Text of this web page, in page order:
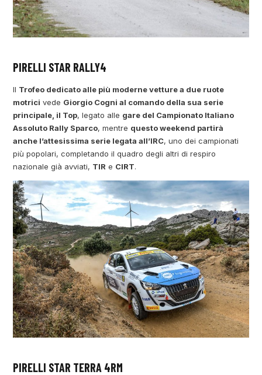
PIRELLI STAR RALLY4
Il Trofeo dedicato alle più moderne vetture a due ruote
motrici vede Giorgio Cogni al comando della sua serie
principale, il Top, legato alle gare del Campionato Italiano
Assoluto Rally Sparco, mentre questo weekend partirà
anche l’attesissima serie legata all’IRC, uno dei campionati
più popolari, completando il quadro degli altri di respiro
nazionale già avviati, TIR e CIRT.
PIRELLI STAR TERRA 4RM